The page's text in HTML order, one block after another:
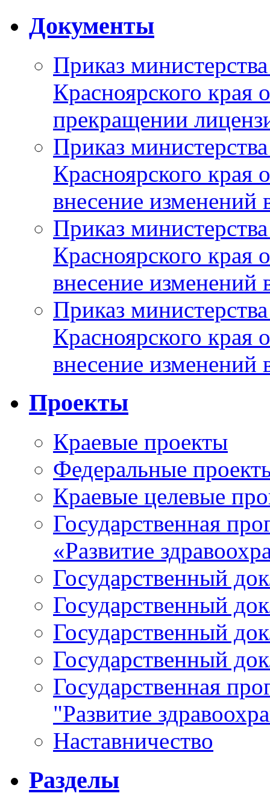
Документы
Приказ
Красноярского
прекращении
Приказ
Красноярского
внесение изменений
Приказ
Красноярского
внесение изменений
Приказ
Красноярского
внесение изменений
Проекты
Краевые проекты
Федеральные
Краевые целевые
Государственная
«Развитие
Государственный
Государственный
Государственный
Государственный
Государственная
"Развитие
Наставничество
Разделы